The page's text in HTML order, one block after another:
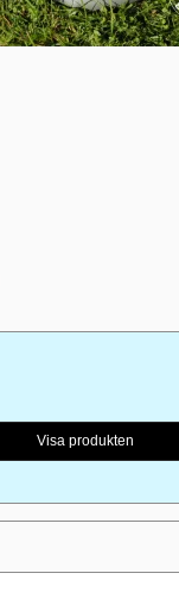
Visa produkten